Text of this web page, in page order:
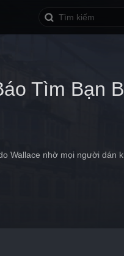
Tìm Bạn
Wallace nhờ mọi người dán